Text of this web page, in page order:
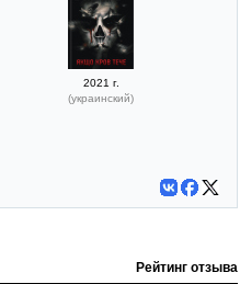
2021 г.
(украинский)
Рейтинг отзыва